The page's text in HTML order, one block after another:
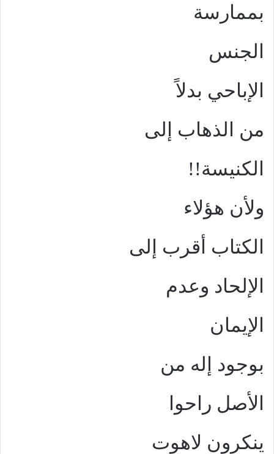
بممارسة
الجنس
الإباحي بدلاً
من الذهاب إلى
الكنيسة!!
ولأن هؤلاء
الكتاب أقرب إلى
الإلحاد وعدم
الإيمان
بوجود إله من
الأصل راحوا
ينكرون لاهوت